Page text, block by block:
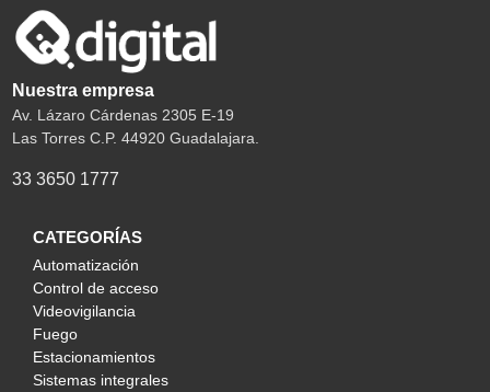
Nuestra empresa
Av. Lázaro Cárdenas 2305 E-19
Las Torres C.P. 44920 Guadalajara.
33 3650 1777
CATEGORÍAS
Automatización
Control de acceso
Videovigilancia
Fuego
Estacionamientos
Sistemas integrales